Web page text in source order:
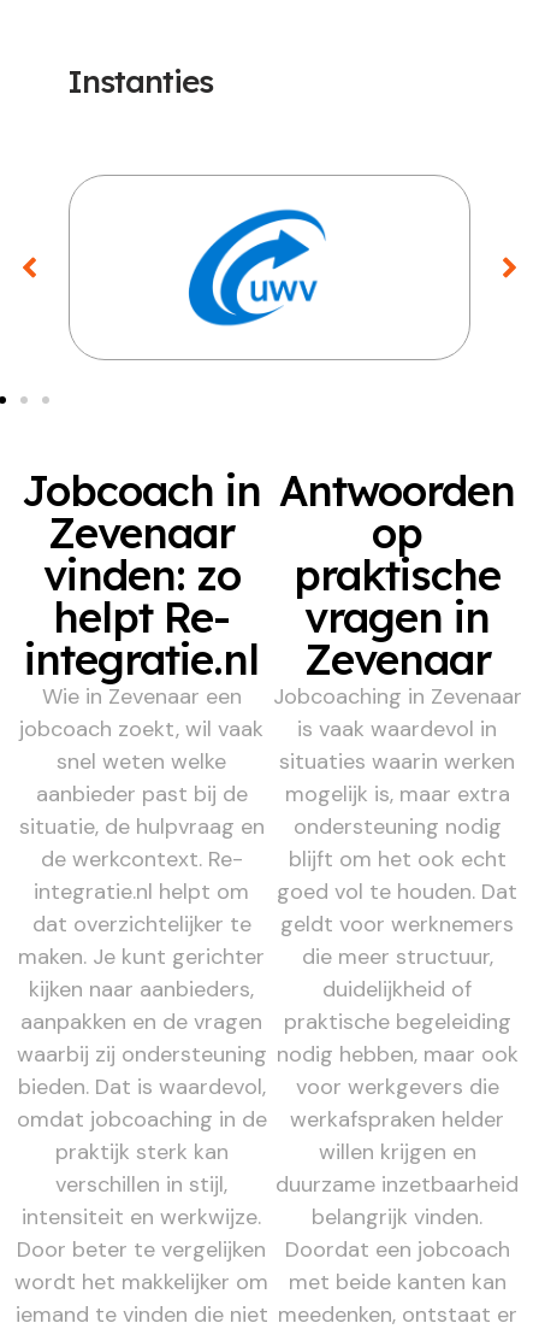
Instanties
Jobcoach in
Zevenaar
vinden: zo
helpt Re-
integratie.nl
Wie in Zevenaar een
jobcoach zoekt, wil vaak
snel weten welke
aanbieder past bij de
situatie, de hulpvraag en
de werkcontext. Re-
integratie.nl helpt om
dat overzichtelijker te
maken. Je kunt gerichter
kijken naar aanbieders,
aanpakken en de vragen
waarbij zij ondersteuning
bieden. Dat is waardevol,
omdat jobcoaching in de
praktijk sterk kan
verschillen in stijl,
intensiteit en werkwijze.
Door beter te vergelijken
wordt het makkelijker om
iemand te vinden die niet
Antwoorden
op
praktische
vragen in
Zevenaar
Jobcoaching in Zevenaar
is vaak waardevol in
situaties waarin werken
mogelijk is, maar extra
ondersteuning nodig
blijft om het ook echt
goed vol te houden. Dat
geldt voor werknemers
die meer structuur,
duidelijkheid of
praktische begeleiding
nodig hebben, maar ook
voor werkgevers die
werkafspraken helder
willen krijgen en
duurzame inzetbaarheid
belangrijk vinden.
Doordat een jobcoach
met beide kanten kan
meedenken, ontstaat er